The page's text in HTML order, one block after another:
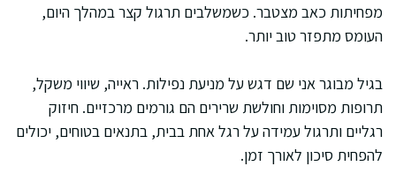
מפחיתות כאב מצטבר. כשמשלבים תרגול קצר במהלך היום,
העומס מתפזר טוב יותר.
בגיל מבוגר אני שם דגש על מניעת נפילות. ראייה, שיווי משקל,
תרופות מסוימות וחולשת שרירים הם גורמים מרכזיים. חיזוק
רגליים ותרגול עמידה על רגל אחת בבית, בתנאים בטוחים, יכולים
להפחית סיכון לאורך זמן.